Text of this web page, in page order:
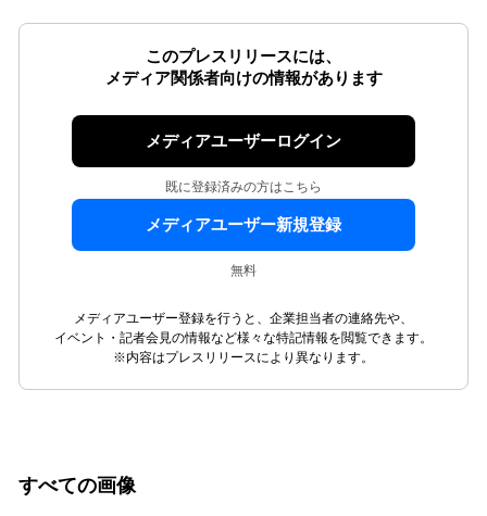
このプレスリリースには、
メディア関係者向けの情報があります
メディアユーザーログイン
既に登録済みの方はこちら
メディアユーザー新規登録
無料
メディアユーザー登録を行うと、企業担当者の連絡先や、
イベント・記者会見の情報など様々な特記情報を閲覧できます。
※内容はプレスリリースにより異なります。
すべての画像